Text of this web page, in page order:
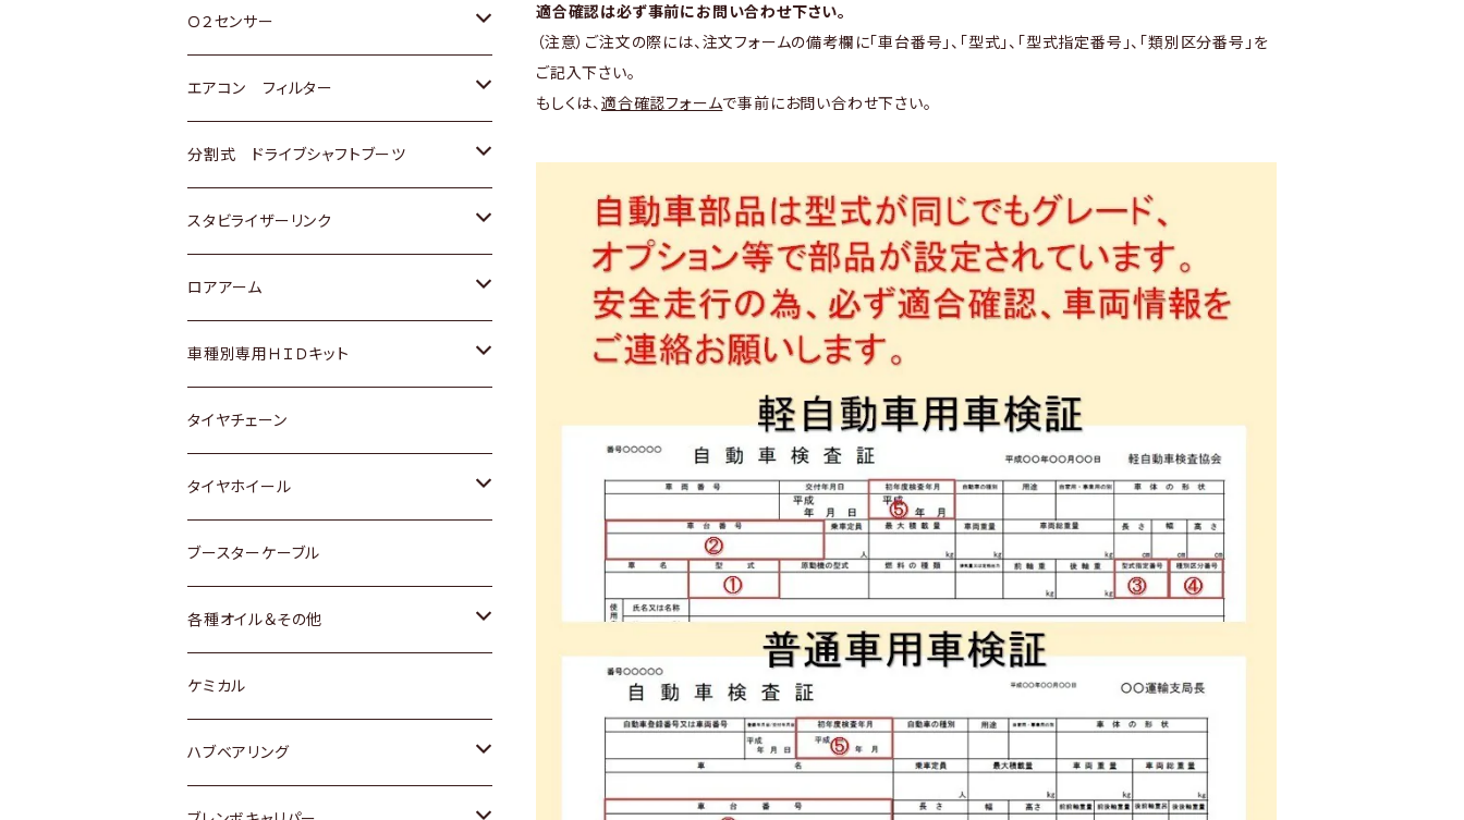
適合確認は必ず事前にお問い合わせ下さい。
（注意）ご注文の際には、注文フォームの備考欄に「車台番号」、「型式」、「型式指定番号」、「類別区分番号」を
ご記入下さい。
もしくは、 適合確認フォームで事前にお問い合わせ下さい。
スバル
三菱
スバル
ダイハツ
マツダ
三菱
スバル
ダイハツ
三菱
スバル
ホンダ
スズキ
日産
いすゞ
ダイハツ
マツダ
三菱
スバル
レクサス
Ｏ２センサー
トヨタ
ホンダ
スズキ
日産
ダイハツ
マツダ
三菱
スバル
エアコン フィルター
トヨタ
ホンダ
スズキ
日産
いすゞ
ダイハツ
マツダ
三菱
スバル
分割式 ドライブシャフトブーツ
トヨタ
ホンダ
スズキ
日産
ダイハツ
スバル
スタビライザーリンク
トヨタ
ホンダ
スズキ
日産
ダイハツ
マツダ
ロアアーム
ホンダ
スズキ
日産
ダイハツ
マツダ
スバル
車種別専用ＨＩＤキット
トヨタ
マツダ
タイヤチェーン
タイヤホイール
トヨタ
ホンダ
スズキ
日産
ブースターケーブル
各種オイル＆その他
ディーデル洗浄添加剤
ケミカル
ハブベアリング